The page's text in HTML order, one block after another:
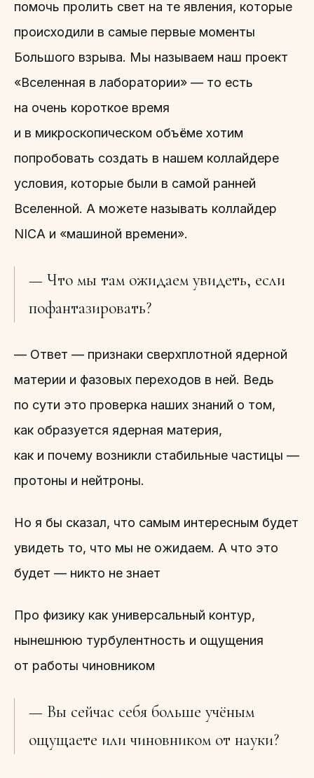
помочь пролить свет на те явления, которые
происходили в самые первые моменты
Большого взрыва. Мы называем наш проект
«Вселенная в лаборатории» — то есть
на очень короткое время
и в микроскопическом объёме хотим
попробовать создать в нашем коллайдере
условия, которые были в самой ранней
Вселенной. А можете называть коллайдер
NICA и «машиной времени».
— Что мы там ожидаем увидеть, если
пофантазировать?
— Ответ — признаки сверхплотной ядерной
материи и фазовых переходов в ней. Ведь
по сути это проверка наших знаний о том,
как образуется ядерная материя,
как и почему возникли стабильные частицы —
протоны и нейтроны.
Но я бы сказал, что самым интересным будет
увидеть то, что мы не ожидаем. А что это
будет — никто не знает
Про физику как универсальный контур,
нынешнюю турбулентность и ощущения
от работы чиновником
— Вы сейчас себя больше учёным
ощущаете или чиновником от науки?